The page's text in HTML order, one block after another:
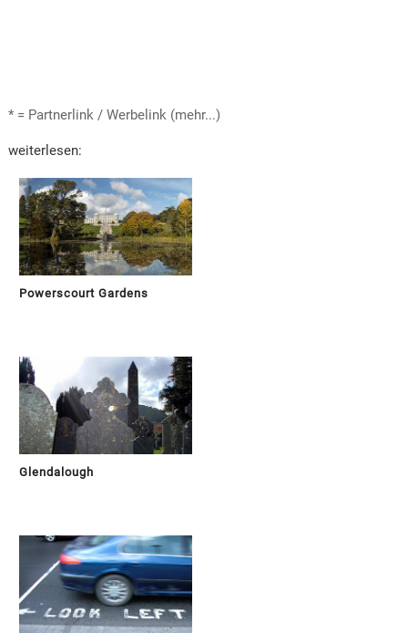
* = Partnerlink / Werbelink (mehr...)
weiterlesen:
Powerscourt Gardens
Glendalough